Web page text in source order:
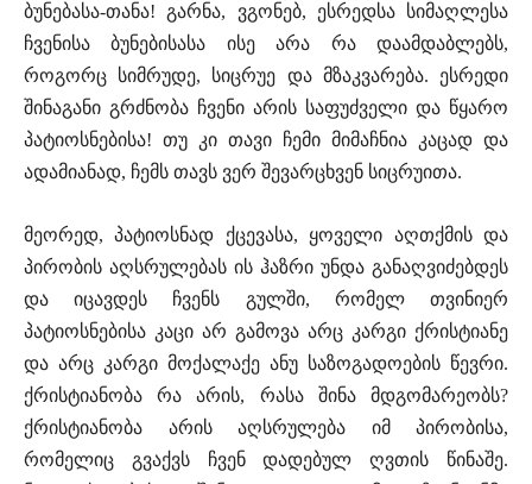
ბუნებასა-თანა! გარნა, ვგონებ, ესრედსა სიმაღლესა
ჩვენისა ბუნებისასა ისე არა რა დაამდაბლებს,
როგორც სიმრუდე, სიცრუე და მზაკვარება. ესრედი
შინაგანი გრძნობა ჩვენი არის საფუძველი და წყარო
პატიოსნებისა! თუ კი თავი ჩემი მიმაჩნია კაცად და
ადამიანად, ჩემს თავს ვერ შევარცხვენ სიცრუითა.
მეორედ, პატიოსნად ქცევასა, ყოველი აღთქმის და
პირობის აღსრულებას ის ჰაზრი უნდა განაღვიძებდეს
და იცავდეს ჩვენს გულში, რომელ თვინიერ
პატიოსნებისა კაცი არ გამოვა არც კარგი ქრისტიანე
და არც კარგი მოქალაქე ანუ საზოგადოების წევრი.
ქრისტიანობა რა არის, რასა შინა მდგომარეობს?
ქრისტიანობა არის აღსრულება იმ პირობისა,
რომელიც გვაქვს ჩვენ დადებულ ღვთის წინაშე.